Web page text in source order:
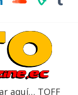
a la hora de
varios días sin
7 provincias en 8
aquí… TOFF